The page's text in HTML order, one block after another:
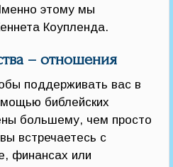
этому мы
Коупленда.
– отношения
поддерживать вас в
библейских
большему, чем просто
встречаетесь с
финансах или